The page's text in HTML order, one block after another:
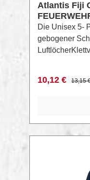
Atlantis Fiji
Die Unisex 5-
gebogener
chemisch
100% recyceltes
10,12 € 13,15